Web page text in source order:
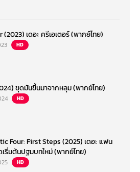
เดอะ ครีเอเตอร์ (พากย์ไทย)
HD
ขุดมันขึ้นมาจากหลุม (พากย์ไทย)
HD
Four: First Steps (2025) เดอะ แฟน
ริ่มต้นปฐมบทใหม่ (พากย์ไทย)
HD